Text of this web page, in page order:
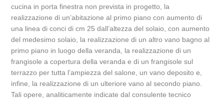
cucina in porta finestra non prevista in progetto, la
realizzazione di un’abitazione al primo piano con aumento di
una linea di conci di cm 25 dall’altezza del solaio, con aumento
del medesimo solaio, la realizzazione di un altro vano bagno al
primo piano in luogo della veranda, la realizzazione di un
frangisole a copertura della veranda e di un frangisole sul
terrazzo per tutta l’ampiezza del salone, un vano deposito e,
infine, la realizzazione di un ulteriore vano al secondo piano.
Tali opere, analiticamente indicate dal consulente tecnico